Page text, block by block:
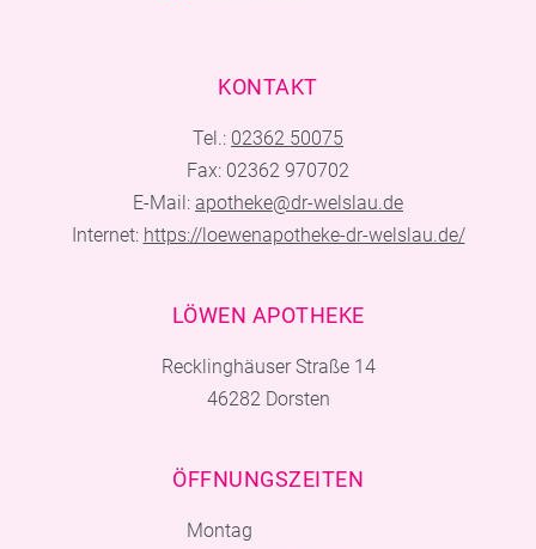
KONTAKT
Tel.: 02362 50075
Fax: 02362 970702
E-Mail: apotheke@dr-welslau.de
Internet: https://loewenapotheke-dr-welslau.de/
LÖWEN APOTHEKE
Recklinghäuser Straße 14
46282 Dorsten
ÖFFNUNGSZEITEN
Montag